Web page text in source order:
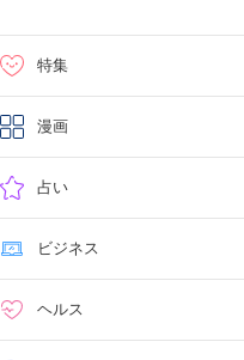
特集
漫画
占い
ビジネス
ヘルス